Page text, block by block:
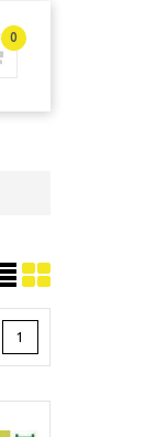
0
1